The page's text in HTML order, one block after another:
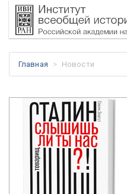
Главная Новости